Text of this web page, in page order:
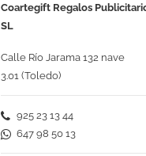
Coartegift Regalos
SL
Calle Río Jarama 132 nave
3.01 (Toledo)
925 23 13 44
647 98 50 13